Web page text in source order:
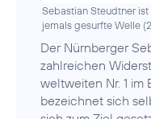
Sebastian Steudtner
jemals gesurfte Welle
Der Nürnberger
zahlreichen
weltweiten Nr. 1 im
bezeichnet sich